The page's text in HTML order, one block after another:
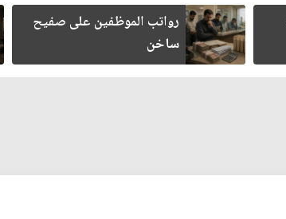
رواتب الموظفين على صفيح
ساخن